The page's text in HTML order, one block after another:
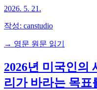
2026. 5. 21.
작성: canstudio
→ 영문 원문 읽기
2026년 미국인의
리가 바라는 목표